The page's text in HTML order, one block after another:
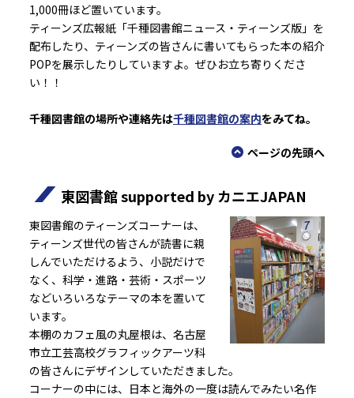
1,000冊ほど置いています。
ティーンズ広報紙「千種図書館ニュース・ティーンズ版」を
配布したり、ティーンズの皆さんに書いてもらった本の紹介
POPを展示したりしていますよ。ぜひお立ち寄りくださ
い！！
千種図書館の場所や連絡先は千種図書館の案内をみてね。
ページの先頭へ
東図書館 supported by カニエJAPAN
東図書館のティーンズコーナーは、
ティーンズ世代の皆さんが読書に親
しんでいただけるよう、小説だけで
なく、科学・進路・芸術・スポーツ
などいろいろなテーマの本を置いて
います。
本棚のカフェ風の丸屋根は、名古屋
市立工芸高校グラフィックアーツ科
の皆さんにデザインしていただきました。
コーナーの中には、日本と海外の一度は読んでみたい名作